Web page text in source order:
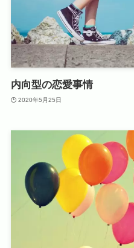
内向型の恋愛事情
2020年5月25日